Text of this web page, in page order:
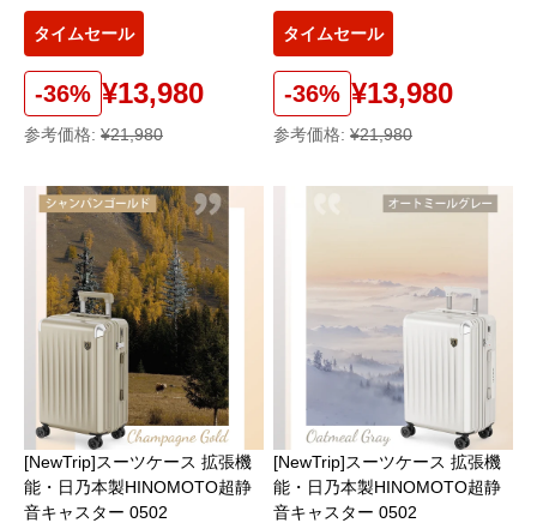
タイムセール
-36% ¥13,980
参考価格: ¥21,980
タイムセール
-36% ¥13,980
参考価格: ¥21,980
[NewTrip]スーツケース 拡張機
能・日乃本製HINOMOTO超静
音キャスター 0502
[NewTrip]スーツケース 拡張機
能・日乃本製HINOMOTO超静
音キャスター 0502